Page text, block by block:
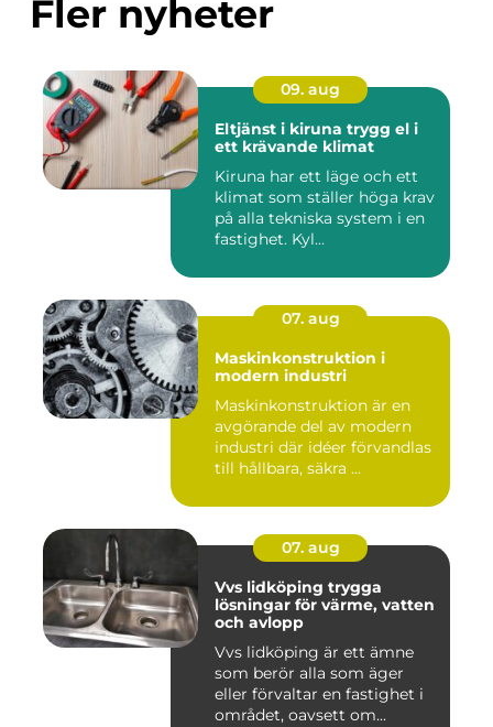
Fler nyheter
09. aug
Eltjänst i kiruna trygg el i
ett krävande klimat
Kiruna har ett läge och ett
klimat som ställer höga krav
på alla tekniska system i en
fastighet. Kyl...
07. aug
Maskinkonstruktion i
modern industri
Maskinkonstruktion är en
avgörande del av modern
industri där idéer förvandlas
till hållbara, säkra ...
07. aug
Vvs lidköping trygga
lösningar för värme, vatten
och avlopp
Vvs lidköping är ett ämne
som berör alla som äger
eller förvaltar en fastighet i
området, oavsett om...